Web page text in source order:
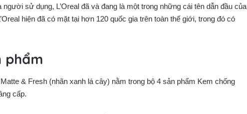
sử dụng, L’Oreal đã và đang là một trong những cái tên dẫn đầu của
hiện đã có mặt tại hơn 120 quốc gia trên toàn thế giới, trong đó có
phẩm
& Fresh (nhãn xanh lá cây) nằm trong bộ 4 sản phẩm Kem chống
cấp.